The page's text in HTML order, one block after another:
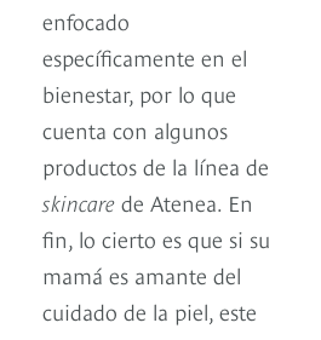
enfocado
específicamente en el
bienestar, por lo que
cuenta con algunos
productos de la línea de
skincare de Atenea. En
fin, lo cierto es que si su
mamá es amante del
cuidado de la piel, este